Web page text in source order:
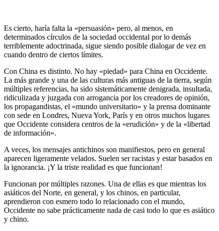
Es cierto, haría falta la «persuasión» pero, al menos, en
determinados círculos de la sociedad occidental por lo demás
terriblemente adoctrinada, sigue siendo posible dialogar de vez en
cuando dentro de ciertos límites.
Con China es distinto. No hay «piedad» para China en Occidente.
La más grande y una de las culturas más antiguas de la tierra, según
múltiples referencias, ha sido sistemáticamente denigrada, insultada,
ridiculizada y juzgada con arrogancia por los creadores de opinión,
los propagandistas, el «mundo universitario» y la prensa dominante
con sede en Londres, Nueva York, París y en otros muchos lugares
que Occidente considera centros de la «erudición» y de la «libertad
de información».
A veces, los mensajes antichinos son manifiestos, pero en general
aparecen ligeramente velados. Suelen ser racistas y estar basados en
la ignorancia. ¡Y la triste realidad es que funcionan!
Funcionan por múltiples razones. Una de ellas es que mientras los
asiáticos del Norte, en general, y los chinos, en particular,
aprendieron con esmero todo lo relacionado con el mundo,
Occidente no sabe prácticamente nada de casi todo lo que es asiático
y chino.